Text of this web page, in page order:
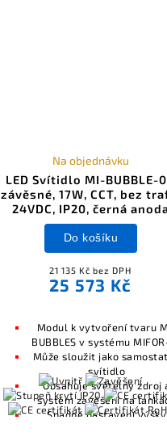
LED Svítidlo MI-BUBBLE-
závěsné, 17W, CCT, bez
24VDC, IP20, černá
Na objednávku
21 135 Kč bez DPH
25 573 Kč
Do košíku
Modul k vytvoření tvaru
BUBBLES v systému
Může sloužit jako
svítidlo
Obsahuje světelný zdroj
systém zavěšení na
Snadné nastavení výšky